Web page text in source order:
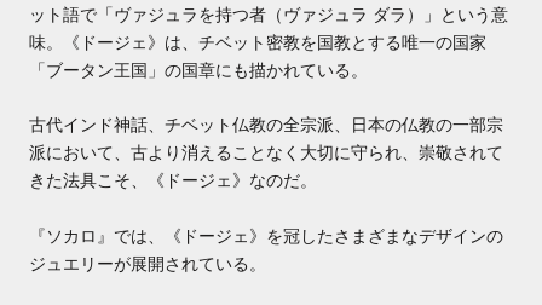
ット語で「ヴァジュラを持つ者（ヴァジュラ ダラ）」という意
味。《ドージェ》は、チベット密教を国教とする唯一の国家
「ブータン王国」の国章にも描かれている。
古代インド神話、チベット仏教の全宗派、日本の仏教の一部宗
派において、古より消えることなく大切に守られ、崇敬されて
きた法具こそ、《ドージェ》なのだ。
『ソカロ』では、《ドージェ》を冠したさまざまなデザインの
ジュエリーが展開されている。